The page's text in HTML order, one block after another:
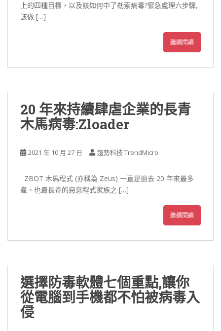
上的四種目標，以及該如何中了勒索病毒?緊急處理六步驟,
該做 […]
繼續閱讀
20 年來持續肆虐企業的長青
木馬病毒:Zloader
2021 年 10 月 27 日 趨勢科技 TrendMicro
ZBOT 木馬程式 (亦稱為 Zeus) 一直是過去 20 年來最多
產、也最長青的惡意程式家族之 […]
繼續閱讀
選擇防毒軟體七個重點,讓你
從電腦到手機都不怕被病毒入
侵